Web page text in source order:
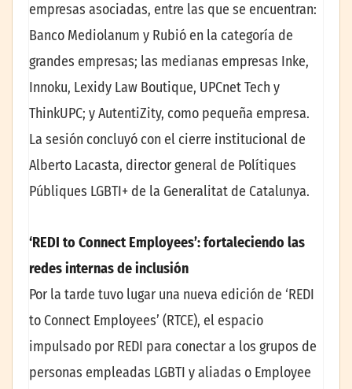
empresas asociadas, entre las que se encuentran:
Banco Mediolanum y Rubió en la categoría de
grandes empresas; las medianas empresas Inke,
Innoku, Lexidy Law Boutique, UPCnet Tech y
ThinkUPC; y AutentiZity, como pequeña empresa.
La sesión concluyó con el cierre institucional de
Alberto Lacasta, director general de Polítiques
Públiques LGBTI+ de la Generalitat de Catalunya.
‘REDI to Connect Employees’: fortaleciendo las
redes internas de inclusión
Por la tarde tuvo lugar una nueva edición de ‘REDI
to Connect Employees’ (RTCE), el espacio
impulsado por REDI para conectar a los grupos de
personas empleadas LGBTI y aliadas o Employee